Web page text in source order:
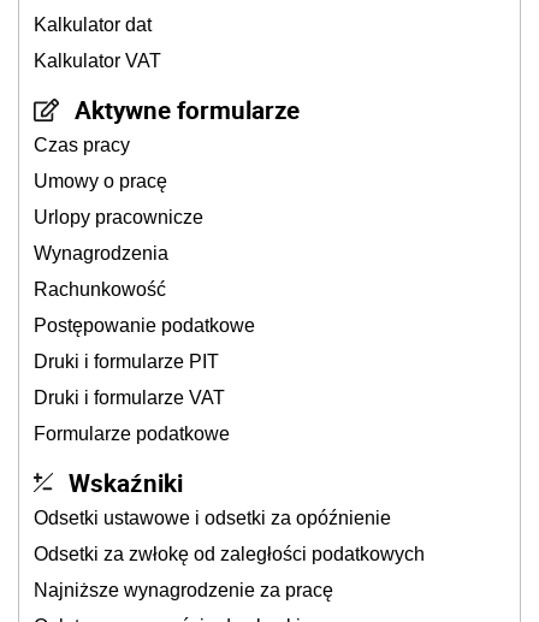
Kalkulator dat
Kalkulator VAT
Aktywne formularze
Czas pracy
Umowy o pracę
Urlopy pracownicze
Wynagrodzenia
Rachunkowość
Postępowanie podatkowe
Druki i formularze PIT
Druki i formularze VAT
Formularze podatkowe
Wskaźniki
Odsetki ustawowe i odsetki za opóźnienie
Odsetki za zwłokę od zaległości podatkowych
Najniższe wynagrodzenie za pracę